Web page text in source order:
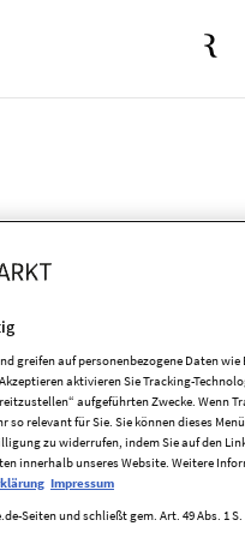
greifen auf personenbezogene Daten
aktivieren Sie Tracking-
aufgeführten Zwecke. Wenn
relevant für Sie. Sie können dieses
zu widerrufen, indem Sie auf den
innerhalb unseres Website. Weitere
Impressum
Seiten und schließt gem. Art. 49 Abs. 1